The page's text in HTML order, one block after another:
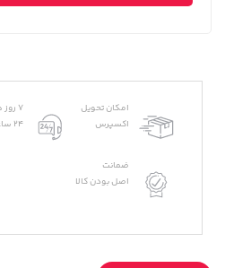
امکان تحویل
اکسپرس
7 روز هفته
24 ساعته
ضمانت
اصل بودن کالا